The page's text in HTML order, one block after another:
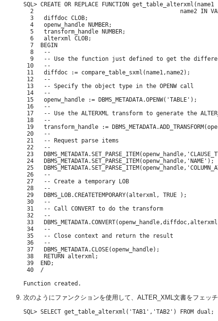
SQL> CREATE OR REPLACE FUNCTION get_table_alterxml(name1
2                                           name2 IN
  3   diffdoc CLOB;
  4   openw_handle NUMBER;
  5   transform_handle NUMBER;
  6   alterxml CLOB;
  7  BEGIN
  8   --
9   -- Use the function just defined to get the
10   --
11   diffdoc := compare_table_sxml(name1,name2);
12   --
13   -- Specify the object type in the OPENW call
14   --
15   openw_handle := DBMS_METADATA.OPENW('TABLE');
16   --
17   -- Use the ALTERXML transform to generate the
18   --
19   transform_handle :=
20   --
21   -- Request parse items
22   --
23
24   DBMS_METADATA.SET_PARSE_ITEM(openw_handle,'NAME');
25
26   --
27   -- Create a temporary LOB
28   --
29   DBMS_LOB.CREATETEMPORARY(alterxml, TRUE );
30   --
31   -- Call CONVERT to do the transform
32   --
33
34   --
35   -- Close context and return the result
36   --
37   DBMS_METADATA.CLOSE(openw_handle);
38   RETURN alterxml;
39  END;
40  /
次のようにファンクションを使用して、ALTER_XML文書をフェッ
SQL> SELECT get_table_alterxml('TAB1','TAB2') FROM dual;